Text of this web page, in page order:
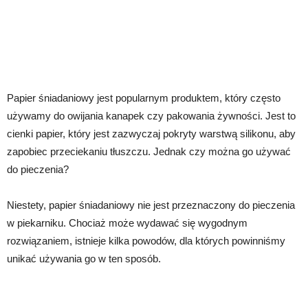
Papier śniadaniowy jest popularnym produktem, który często
używamy do owijania kanapek czy pakowania żywności. Jest to
cienki papier, który jest zazwyczaj pokryty warstwą silikonu, aby
zapobiec przeciekaniu tłuszczu. Jednak czy można go używać
do pieczenia?
Niestety, papier śniadaniowy nie jest przeznaczony do pieczenia
w piekarniku. Chociaż może wydawać się wygodnym
rozwiązaniem, istnieje kilka powodów, dla których powinniśmy
unikać używania go w ten sposób.